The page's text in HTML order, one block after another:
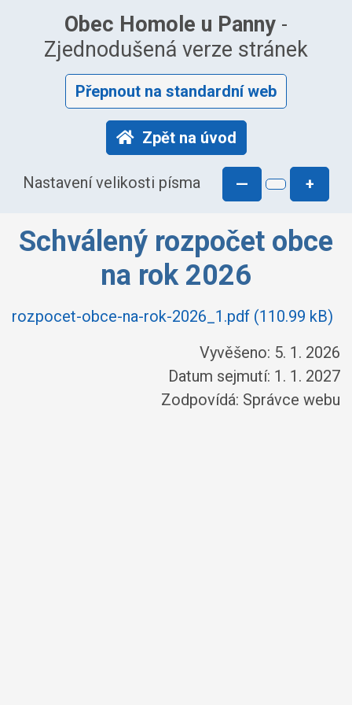
Obec Homole u Panny -
Zjednodušená verze stránek
Přepnout na standardní web
Zpět na úvod
Nastavení velikosti písma — +
Schválený rozpočet obce
na rok 2026
rozpocet-obce-na-rok-2026_1.pdf (110.99 kB)
Vyvěšeno: 5. 1. 2026
Datum sejmutí: 1. 1. 2027
Zodpovídá: Správce webu